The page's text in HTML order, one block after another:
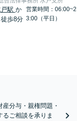
駅 か
徒歩8分
営業時間：06:00~2
3:00（平日）
分与・親権問題・
ご相談を承りま